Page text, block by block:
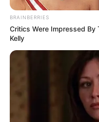
Dobrev Klára a múlt
gyermekvédelmi
egyetlen baloldali
ügyekben eltörölné a
pap egy pedofil
eltitkolhat.
BRAINBERRIES
Critics Were Impressed By
Kelly